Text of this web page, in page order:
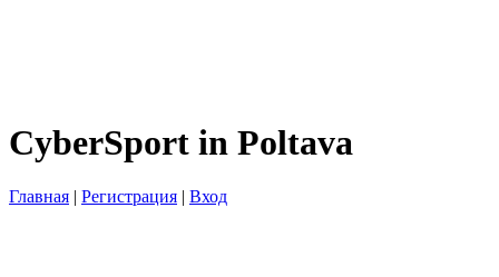
CyberSport in Poltava
Главная | Регистрация | Вход